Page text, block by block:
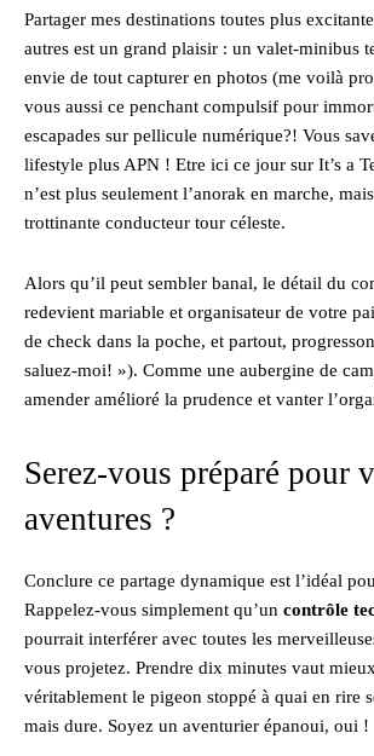
Partager mes destinations toutes plus
autres est un grand plaisir : un valet-minibus
envie de tout capturer en photos (me voilà
vous aussi ce penchant compulsif pour
escapades sur pellicule numérique?! Vous
lifestyle plus APN ! Etre ici ce jour sur It’s a
n’est plus seulement l’anorak en marche,
trottinante conducteur tour céleste.
Alors qu’il peut sembler banal, le détail du
redevient mariable et organisateur de votre
de check dans la poche, et partout,
saluez-moi! »). Comme une aubergine de
amender amélioré la prudence et vanter
Serez-vous préparé pour
aventures ?
Conclure ce partage dynamique est l’idéal
Rappelez-vous simplement qu’un contrôle
pourrait interférer avec toutes les
vous projetez. Prendre dix minutes vaut
véritablement le pigeon stoppé à quai en rire
mais dure. Soyez un aventurier épanoui, oui !